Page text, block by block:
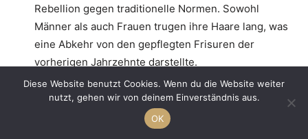
Rebellion gegen traditionelle Normen. Sowohl
Männer als auch Frauen trugen ihre Haare lang, was
eine Abkehr von den gepflegten Frisuren der
vorherigen Jahrzehnte darstellte.
Experimentierfreude mit Mode : Die Hippie-Mode
war bunt, vielfältig und experimentell. Batik-Shirts,
weite Hosen, Stirnbänder und handgemachte
Diese Website benutzt Cookies. Wenn du die Website weiter
nutzt, gehen wir von deinem Einverständnis aus.
OK